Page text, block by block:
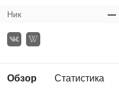
Ник —
Обзор Статистика